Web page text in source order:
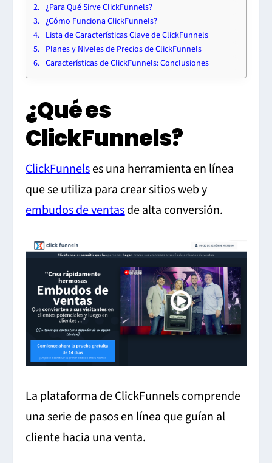
¿Para Qué Sirve ClickFunnels?
¿Cómo Funciona ClickFunnels?
Lista de Características Clave de ClickFunnels
Planes y Niveles de Precios de ClickFunnels
Características de ClickFunnels: Conclusiones
¿Qué es
ClickFunnels?
ClickFunnelses una herramienta en línea
que se utiliza para crear sitios web y
embudos de ventasde alta conversión.
La plataforma de ClickFunnels comprende
una serie de pasos en línea que guían al
cliente hacia una venta.